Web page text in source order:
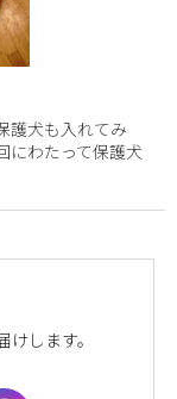
護犬も入れてみ
にわたって保護犬
します。